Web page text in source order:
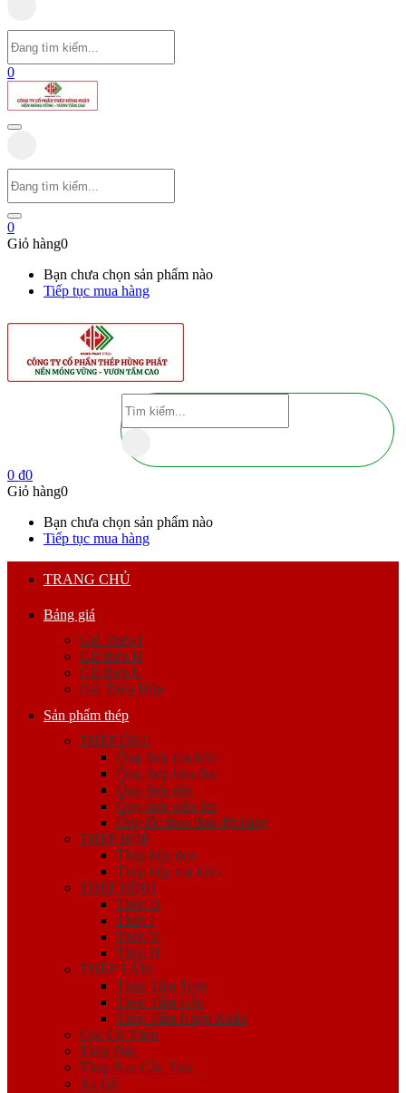
0
0
Giỏ hàng0
Bạn chưa chọn sản phẩm nào
Tiếp tục mua hàng
0 ₫0
Giỏ hàng0
Bạn chưa chọn sản phẩm nào
Tiếp tục mua hàng
TRANG CHỦ
Bảng giá
Giá Thép I
Giá thép H
Giá thép U
Giá Thép Hộp
Sản phẩm thép
THÉP ỐNG
Ống thép mạ kẽm
Ống thép hàn đen
Ống thép đúc
Ống thép siêu âm
Ống lốc theo đơn đặt hàng
THÉP HỘP
Thép hộp đen
Thép hộp mạ kẽm
THÉP HÌNH
Thép U
Thép I
Thép V
Thép H
THÉP TẤM
Thép Tấm Trơn
Thép Tấm Gân
Thép Tấm Nhập Khẩu
Cọc Cừ Thép
Thép Đặc
Thép Ray Cầu Trục
Xà Gồ